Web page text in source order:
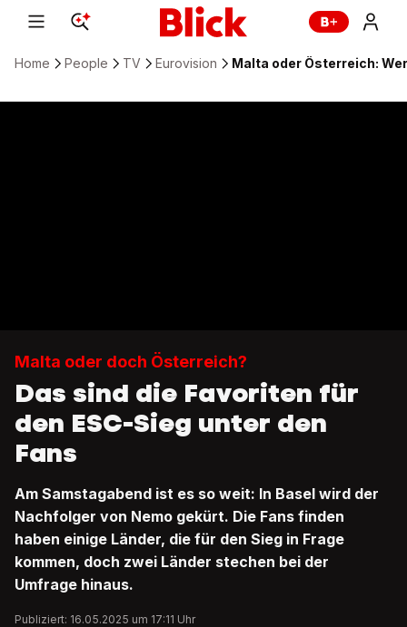
Home People TV Eurovision Malta oder Österreich:
Malta oder doch Österreich?
Das sind die Favoriten für
den ESC-Sieg unter den
Fans
Am Samstagabend ist es so weit: In Basel wird der
Nachfolger von Nemo gekürt. Die Fans finden
haben einige Länder, die für den Sieg in Frage
kommen, doch zwei Länder stechen bei der
Umfrage hinaus.
Publiziert: 16.05.2025 um 17:11 Uhr